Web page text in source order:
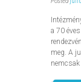
a 70
meg. A
nemcsak